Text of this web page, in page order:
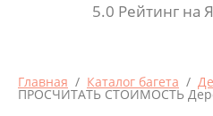
5.0 Рейтинг на
Главная
  /
Каталог багета
  /
ПРОСЧИТАТЬ СТОИМОСТЬ